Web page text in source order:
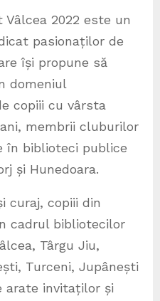
2022 este un
pasionaților de
își propune să
domeniul
copiii cu vârsta
membrii cluburilor
în biblioteci publice
și Hunedoara.
copiii din
cadrul bibliotecilor
Târgu Jiu,
Turceni, Jupânești
arate invitaților și